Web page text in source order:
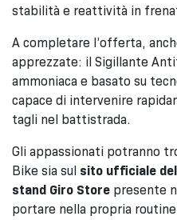
stabilità e reattività in
A completare l’offerta,
apprezzate: il Sigillante
ammoniaca e basato su
capace di intervenire
tagli nel battistrada.
Gli appassionati potranno
Bike sia sul sito ufficiale del
stand Giro Store presente
portare nella propria